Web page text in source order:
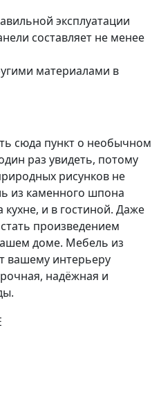
эксплуатации
составляет не менее
материалами в
сюда пункт о необычном
раз увидеть, потому
рисунков не
из каменного шпона
и в гостиной. Даже
произведением
доме. Мебель из
вашему интерьеру
надёжная и